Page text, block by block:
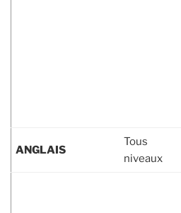
ANGLAIS
Tous
niveaux